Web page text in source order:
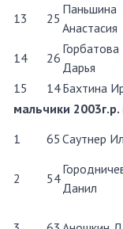
13
25
Паньшина
Анастасия
14 26
Горбатова
Дарья
15
14Бахтина
мальчики
1
65 Саутнер
2
54
Данил